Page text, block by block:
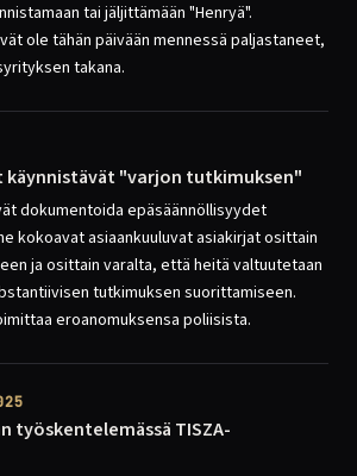
tai jäljittämään "Henryä".
ole tähän päivään mennessä paljastaneet,
takana.
käynnistävät "varjon tutkimuksen"
dokumentoida epäsäännöllisyydet
kokoavat asiaankuuluvat asiakirjat osittain
ja osittain varalta, että heitä valtuutetaan
tutkimuksen suorittamiseen.
eroanomuksensa poliisista.
työskentelemässä TISZA-